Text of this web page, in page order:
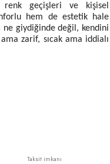
renk geçişleri ve kişisel
hem de estetik hale
ne giydiğinde değil, kendini
ama zarif, sıcak ama iddialı
Taksit imkanı